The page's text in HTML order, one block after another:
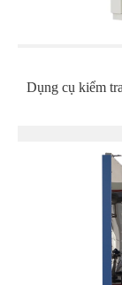
Dụng cụ kiểm